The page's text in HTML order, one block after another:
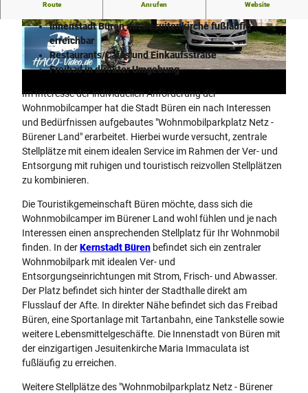
i
d
e
o
a
b
s
p
i
e
e
n
© www.stadt.fotograf.de, Stadt Büren / Michael
Kirchner
© Thorsten Hennig | CC-BY-SA
Route Anrufen Website
Innenstadt Büren mit Jesuitenkirche fußläufig
erreichbar
Restaurants/Cafés und Einkaufsstraße
Freibad in direkter Umgebung
Im Interesse der individuellen Anforderung der
Wohnmobilcamper hat die Stadt Büren ein nach Interessen
und Bedürfnissen aufgebautes "Wohnmobilparkplatz Netz -
Bürener Land" erarbeitet. Hierbei wurde versucht, zentrale
Stellplätze mit einem idealen Service im Rahmen der Ver- und
Entsorgung mit ruhigen und touristisch reizvollen Stellplätzen
zu kombinieren.
Die Touristikgemeinschaft Büren möchte, dass sich die
Wohnmobilcamper im Bürener Land wohl fühlen und je nach
Interessen einen ansprechenden Stellplatz für Ihr Wohnmobil
finden. In derKernstadt Büren befindet sich ein zentraler
Wohnmobilpark mit idealen Ver- und
Entsorgungseinrichtungen mit Strom, Frisch- und Abwasser.
Der Platz befindet sich hinter der Stadthalle direkt am
Flusslauf der Afte. In direkter Nähe befindet sich das Freibad
Büren, eine Sportanlage mit Tartanbahn, eine Tankstelle sowie
weitere Lebensmittelgeschäfte. Die Innenstadt von Büren mit
der einzigartigen Jesuitenkirche Maria Immaculata ist
fußläufig zu erreichen.
Weitere Stellplätze des "Wohnmobilparkplatz Netz - Bürener